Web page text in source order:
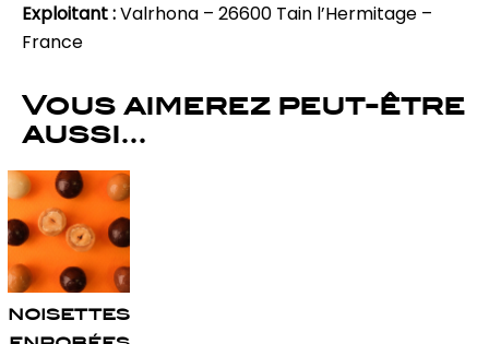
Exploitant :Valrhona – 26600 Tain l’Hermitage –
France
Vous aimerez peut-être
aussi…
NOISETTES
Ce
produit
a
plusieurs
variations.
Les